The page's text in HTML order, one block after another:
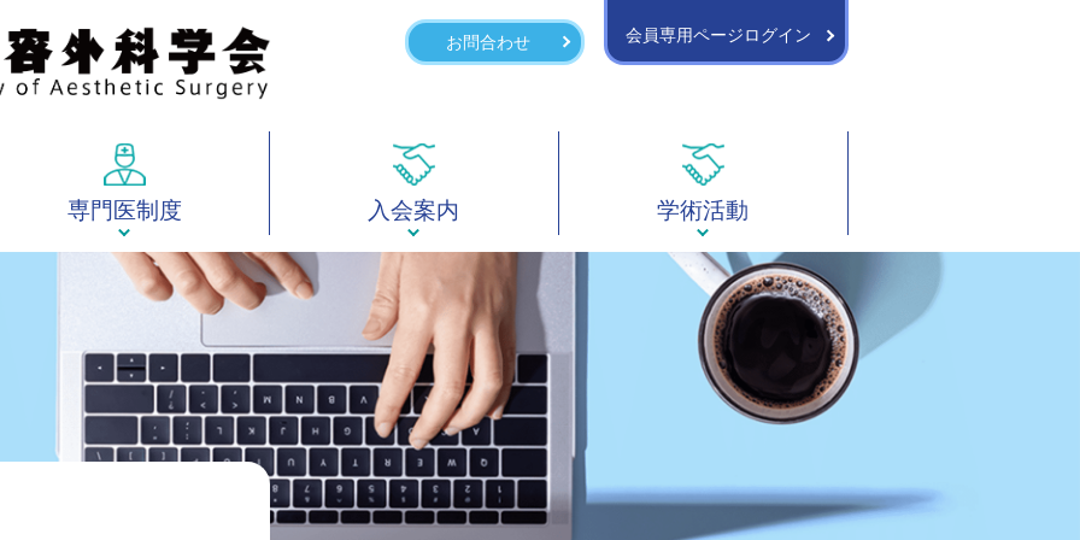
お問合わせ 会員専用ページログイン
専門医制度 入会案内 学術活動